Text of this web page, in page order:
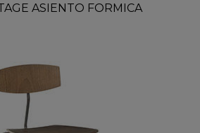
ASIENTO FORMICA